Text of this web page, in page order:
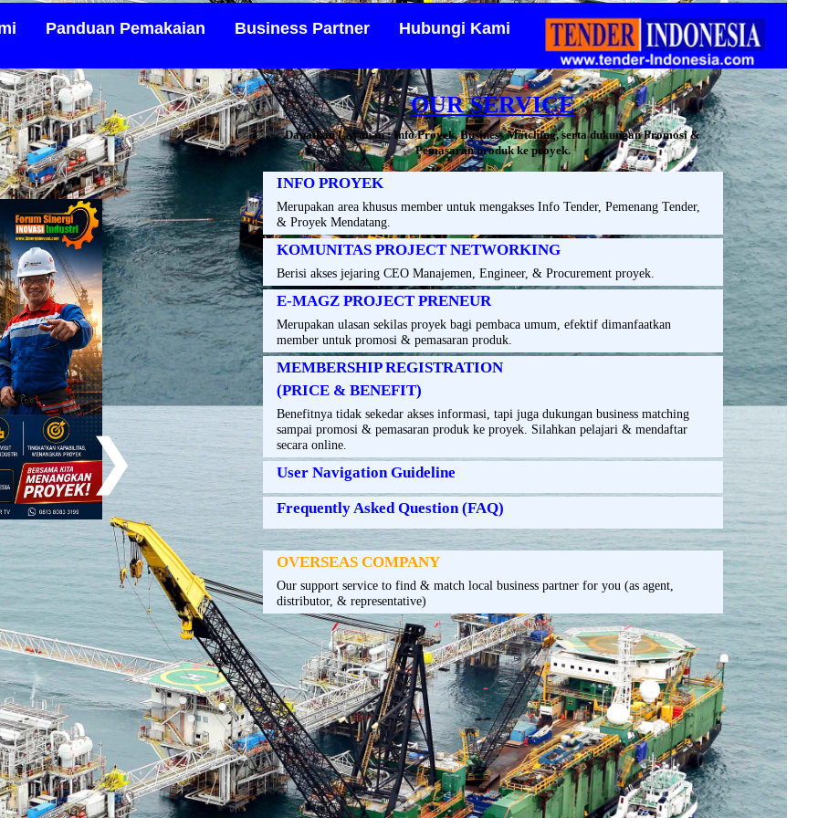
Panduan Pemakaian Business Partner Hubungi Kami
❯
OUR SERVICE
Dapatkan Layanan : Info Proyek, Business Matching, serta dukungan Promosi &
Pemasaran produk ke proyek.
INFO PROYEK
Merupakan area khusus member untuk mengakses Info Tender, Pemenang Tender,
& Proyek Mendatang.
KOMUNITAS PROJECT NETWORKING
Berisi akses jejaring CEO Manajemen, Engineer, & Procurement proyek.
E-MAGZ PROJECT PRENEUR
Merupakan ulasan sekilas proyek bagi pembaca umum, efektif dimanfaatkan
member untuk promosi & pemasaran produk.
MEMBERSHIP REGISTRATION
(PRICE & BENEFIT)
Benefitnya tidak sekedar akses informasi, tapi juga dukungan business matching
sampai promosi & pemasaran produk ke proyek. Silahkan pelajari & mendaftar
secara online.
User Navigation Guideline
Frequently Asked Question (FAQ)
OVERSEAS COMPANY
Our support service to find & match local business partner for you (as agent,
distributor, & representative)